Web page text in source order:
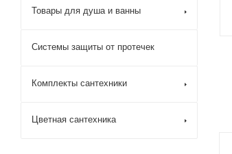
Товары для душа и ванны
Системы защиты от протечек
Комплекты сантехники
Цветная сантехника